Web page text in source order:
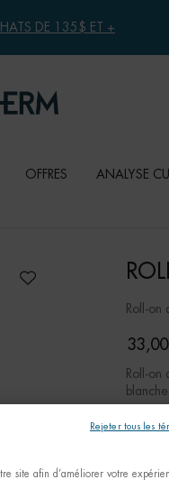
DE 135$ ET +
OFFRES ANALYSE
Roll-on
Roll-on
site afin d’améliorer votre
Rejeter tous les